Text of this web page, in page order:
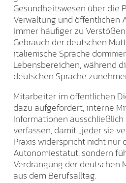
Gesundheitswesen über die
Verwaltung und öffentlichen
immer häufiger zu
Gebrauch der deutschen
italienische Sprache
Lebensbereichen, während
deutschen Sprache
Mitarbeiter im öffentlichen
dazu aufgefordert, interne
Informationen
verfassen, damit „jeder sie
Praxis widerspricht nicht nur
Autonomiestatut, sondern
Verdrängung der deutschen
aus dem Berufsalltag.